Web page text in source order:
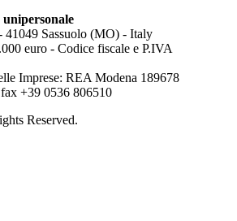
unipersonale
41049 Sassuolo (MO) - Italy
euro - Codice fiscale e P.IVA
Imprese: REA Modena 189678
+39 0536 806510
Reserved.